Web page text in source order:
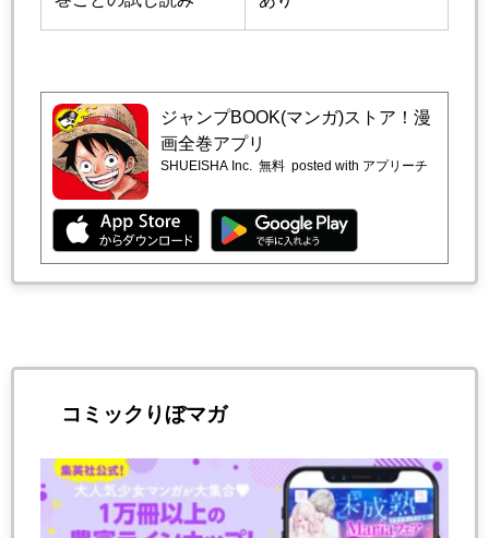
ジャンプBOOK(マンガ)ストア！漫
画全巻アプリ
SHUEISHA Inc. 無料 posted with アプリーチ
コミックりぼマガ